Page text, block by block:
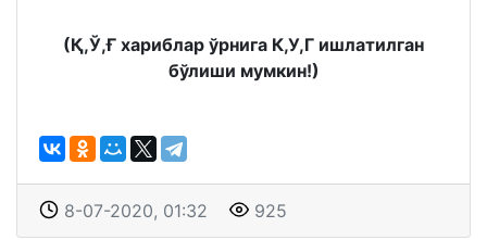
(Қ,Ў,Ғ хариблар ўрнига К,У,Г ишлатилган
бўлиши мумкин!)
8-07-2020, 01:32 925